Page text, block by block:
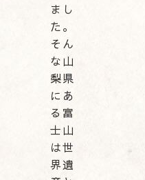
まし
た。
そん
な山
梨県
にあ
る富
士山
は世
界遺